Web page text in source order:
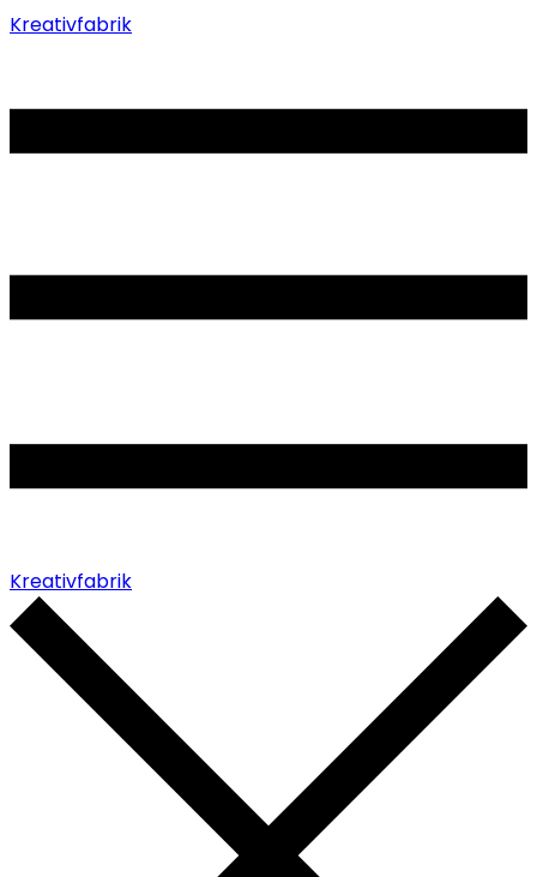
Kreativfabrik
Kreativfabrik